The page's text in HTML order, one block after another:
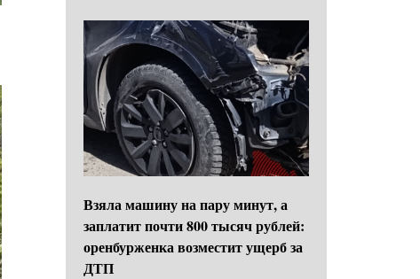
Взяла машину на пару минут, а
заплатит почти 800 тысяч рублей:
оренбурженка возместит ущерб за
ДТП